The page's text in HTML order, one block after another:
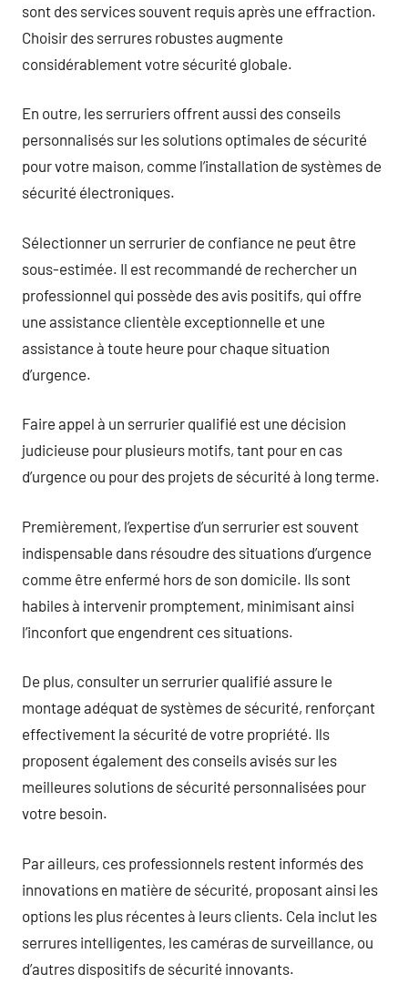
sont des services souvent requis après une effraction.
Choisir des serrures robustes augmente
considérablement votre sécurité globale.
En outre, les serruriers offrent aussi des conseils
personnalisés sur les solutions optimales de sécurité
pour votre maison, comme l’installation de systèmes de
sécurité électroniques.
Sélectionner un serrurier de confiance ne peut être
sous-estimée. Il est recommandé de rechercher un
professionnel qui possède des avis positifs, qui offre
une assistance clientèle exceptionnelle et une
assistance à toute heure pour chaque situation
d’urgence.
Faire appel à un serrurier qualifié est une décision
judicieuse pour plusieurs motifs, tant pour en cas
d’urgence ou pour des projets de sécurité à long terme.
Premièrement, l’expertise d’un serrurier est souvent
indispensable dans résoudre des situations d’urgence
comme être enfermé hors de son domicile. Ils sont
habiles à intervenir promptement, minimisant ainsi
l’inconfort que engendrent ces situations.
De plus, consulter un serrurier qualifié assure le
montage adéquat de systèmes de sécurité, renforçant
effectivement la sécurité de votre propriété. Ils
proposent également des conseils avisés sur les
meilleures solutions de sécurité personnalisées pour
votre besoin.
Par ailleurs, ces professionnels restent informés des
innovations en matière de sécurité, proposant ainsi les
options les plus récentes à leurs clients. Cela inclut les
serrures intelligentes, les caméras de surveillance, ou
d’autres dispositifs de sécurité innovants.